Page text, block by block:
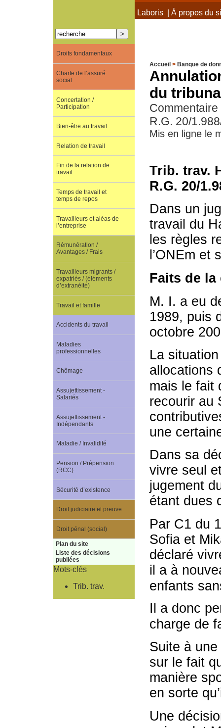
À propos de Terra Laboris| À propos du
Accueil > Banque de
du
R.G. 20/
Mis en ligne le
Trib. trav.
R.G. 20/
Dans un
travail du
les règles
l’ONEm
Faits de la
M. I. a eu
1989, puis
octobre
La
allocations
mais le fait
recourir au
une
Dans sa
vivre seul
jugement
étant dues
Par C1 du
Sofia et
déclaré
il a à
enfants
Il a donc
charge de
Suite à
sur le fait
manière
en sorte
Une
Droits fondamentaux
Charte de l’assuré
social
Concertation /
Participation
Bien-être au travail
Relation de travail
Fin de la relation de
travail
Temps de travail et
temps de repos
Travailleurs et aléas de
l’entreprise
Rémunération /
Avantages / Frais
Travailleurs migrants /
expatriés / (éléments
d’extranéité)
Travail et famille
Accidents du travail
Maladies
professionnelles
Chômage
Assujettissement -
Salariés
Assujettissement -
Indépendants
Maladie / Invalidité
Pension / Prépension
(RCC)
Sécurité d’existence
Droit judiciaire et preuve
Droit pénal (social)
Plan du site
Liste des décisions
publiées
Mots-clés
Trib. trav.